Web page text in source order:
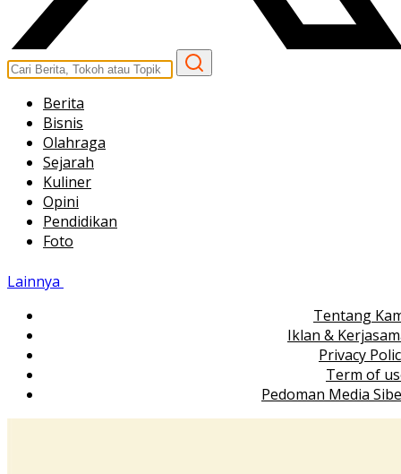
Berita
Bisnis
Olahraga
Sejarah
Kuliner
Opini
Pendidikan
Foto
Lainnya
Tentang
Iklan &
Privacy
Term of
Pedoman Media